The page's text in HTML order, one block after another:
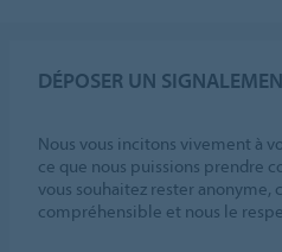
DÉPOSER UN
Nous vous incitons vivement à
ce que nous puissions prendre
vous souhaitez rester anonyme,
compréhensible et nous le